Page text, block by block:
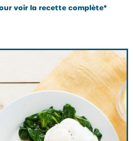
voir la recette complète*